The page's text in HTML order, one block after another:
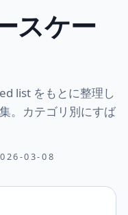
スケー
list をもとに整理し
。カテゴリ別にすば
03-08